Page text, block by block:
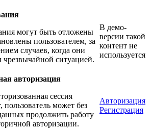
могут быть отложены
пользователем, за
случаев, когда они
чрезвычайной ситуацией.
В демо-
версии такой
контент не
используется
авторизация
сессия
пользователь может без
продолжить работу
авторизации.
Авторизация
Регистрация